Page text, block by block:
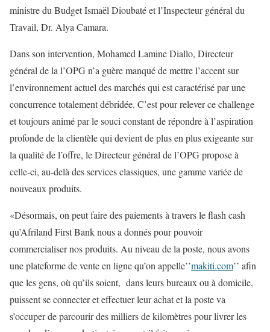
ministre du Budget Ismaël Dioubaté et l’Inspecteur général du
Travail, Dr. Alya Camara.
Dans son intervention, Mohamed Lamine Diallo, Directeur
général de la l’OPG n’a guère manqué de mettre l’accent sur
l’environnement actuel des marchés qui est caractérisé par une
concurrence totalement débridée. C’est pour relever ce challenge
et toujours animé par le souci constant de répondre à l’aspiration
profonde de la clientèle qui devient de plus en plus exigeante sur
la qualité de l’offre, le Directeur général de l’OPG propose à
celle-ci, au-delà des services classiques, une gamme variée de
nouveaux produits.
«Désormais, on peut faire des paiements à travers le flash cash
qu’Afriland First Bank nous a donnés pour pouvoir
commercialiser nos produits. Au niveau de la poste, nous avons
une plateforme de vente en ligne qu’on appelle’’makiti.com’’ afin
que les gens, où qu’ils soient, dans leurs bureaux ou à domicile,
puissent se connecter et effectuer leur achat et la poste va
s’occuper de parcourir des milliers de kilomètres pour livrer les